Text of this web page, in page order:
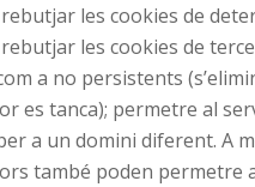
les cookies de
les cookies de
a no persistents
es tanca); permetre al
a un domini diferent. A
també poden permetre